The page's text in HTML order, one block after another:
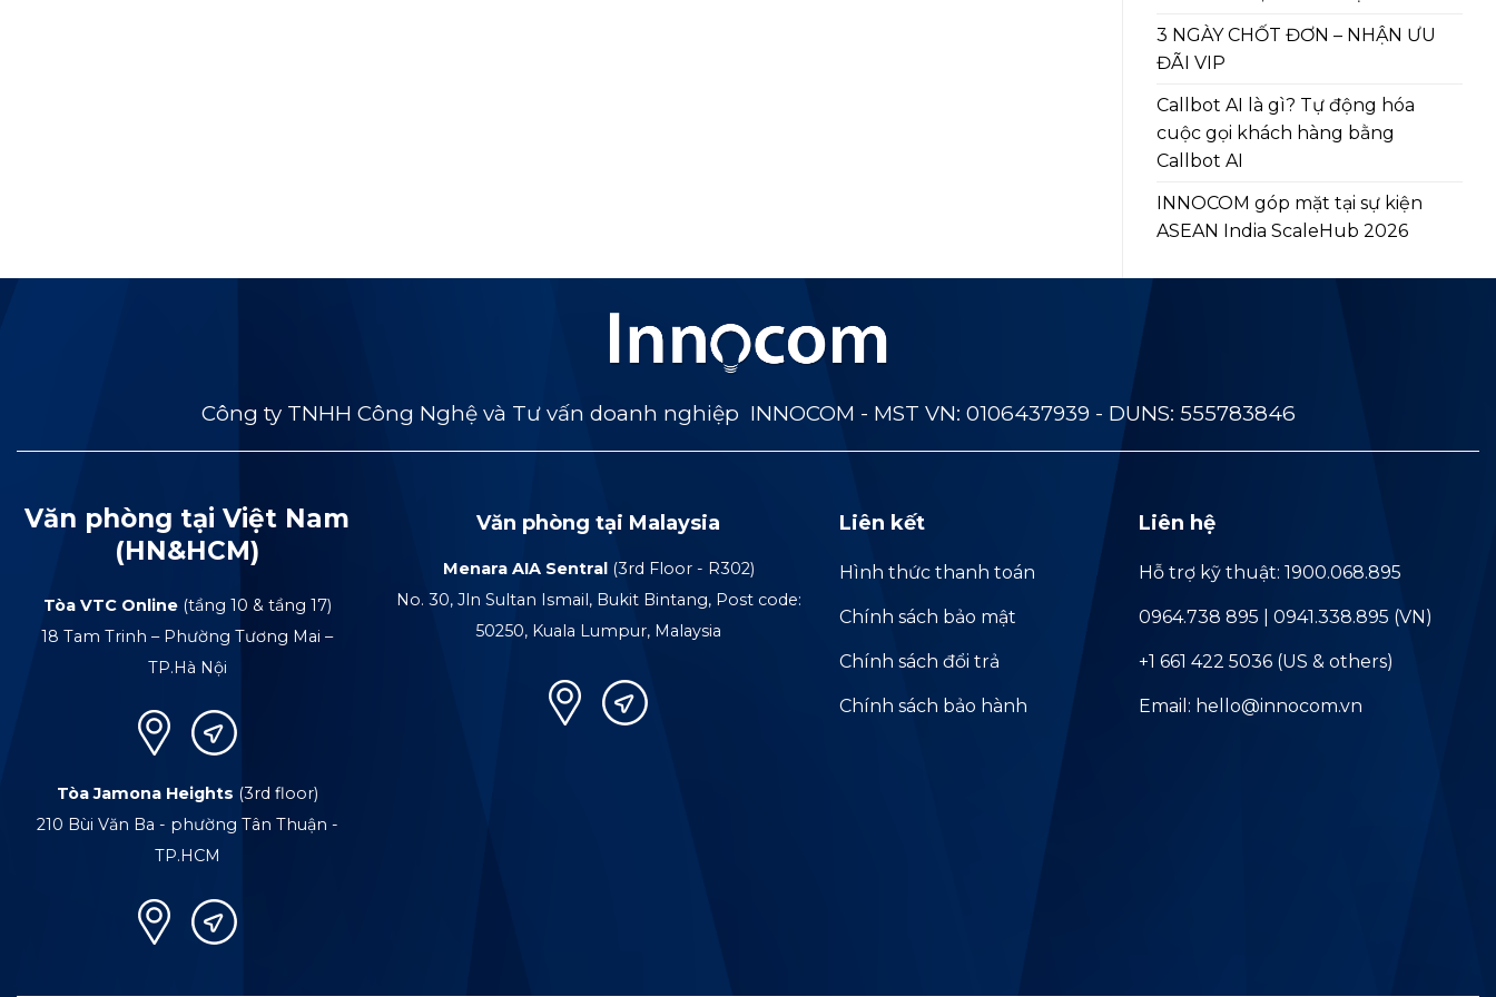
3 NGÀY CHỐT ĐƠN – NHẬN ƯU
ĐÃI VIP
Callbot AI là gì? Tự động hóa
cuộc gọi khách hàng bằng
Callbot AI
INNOCOM góp mặt tại sự kiện
ASEAN India ScaleHub 2026
Công ty TNHH Công Nghệ và Tư vấn doanh nghiệp INNOCOM - MST VN: 0106437939 - DUNS: 555783846
Văn phòng tại Việt Nam
(HN&HCM)
Tòa VTC Online(tầng 10 & tầng 17)
18 Tam Trinh – Phường Tương Mai –
TP.Hà Nội
Tòa Jamona Heights (3rd floor)
210 Bùi Văn Ba - phường Tân Thuận -
TP.HCM
Văn phòng tại Malaysia
Menara AIA Sentral (3rd Floor - R302)
No. 30, Jln Sultan Ismail, Bukit Bintang, Post code:
50250, Kuala Lumpur, Malaysia
Liên kết
Hình thức thanh toán
Chính sách bảo mật
Chính sách đổi trả
Chính sách bảo hành
Liên hệ
Hỗ trợ kỹ thuật: 1900.068.895
0964.738 895 | 0941.338.895 (VN)
+1 661 422 5036 (US & others)
Email: hello@innocom.vn